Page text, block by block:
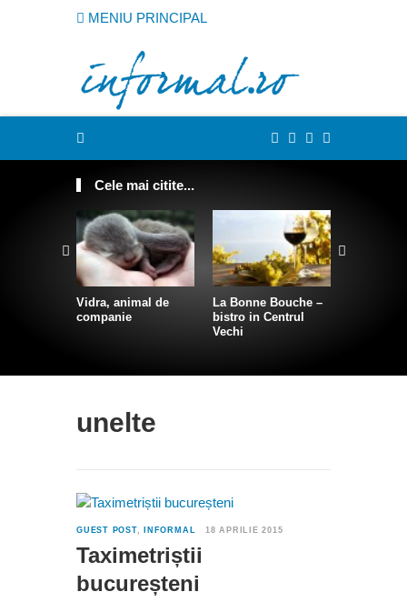
MENIU PRINCIPAL
Cele mai citite...
Vidra, animal de
companie
La Bonne Bouche –
bistro in Centrul
Vechi
unelte
GUEST POST, INFORMAL 18 APRILIE 2015
Taximetriștii
bucureșteni